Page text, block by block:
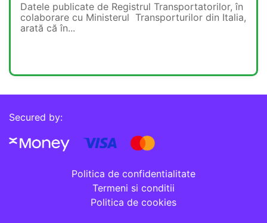
Datele publicate de Registrul Transportatorilor, în
colaborare cu Ministerul Transporturilor din Italia,
arată că în...
Secured by:
Politica de confidentialitate
Termeni si conditii
Politica de cookies